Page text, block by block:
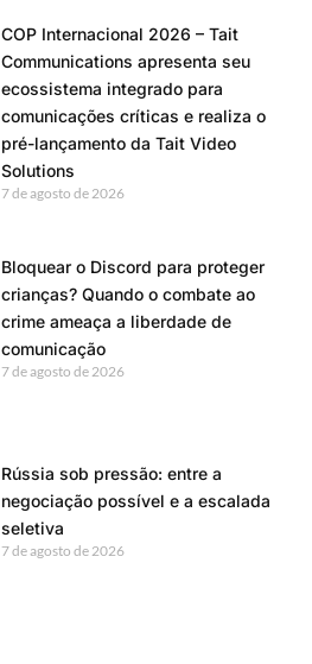
COP Internacional 2026 – Tait
Communications apresenta seu
ecossistema integrado para
comunicações críticas e realiza o
pré-lançamento da Tait Video
Solutions
7 de agosto de 2026
Bloquear o Discord para proteger
crianças? Quando o combate ao
crime ameaça a liberdade de
comunicação
7 de agosto de 2026
Rússia sob pressão: entre a
negociação possível e a escalada
seletiva
7 de agosto de 2026